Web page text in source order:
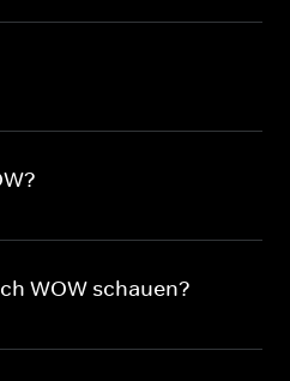
WOW schauen?